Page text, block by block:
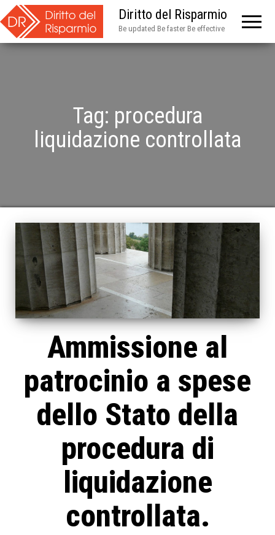
Diritto del Risparmio
Be updated Be faster Be effective
Tag: procedura
liquidazione controllata
Ammissione al
patrocinio a spese
dello Stato della
procedura di
liquidazione
controllata.